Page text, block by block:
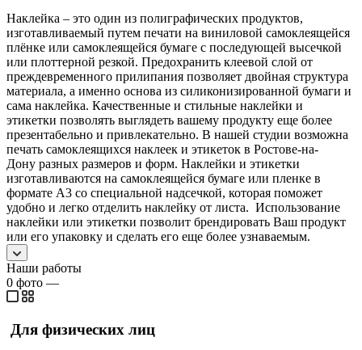
Наклейка – это один из полиграфических продуктов,
изготавливаемый путем печати на виниловой самоклеящейся
плёнке или самоклеящейся бумаге с последующей высечкой
или плоттерной резкой. Предохранить клеевой слой от
преждевременного прилипания позволяет двойная структура
материала, а именно основа из силиконизированной бумаги и
сама наклейка. Качественные и стильные наклейки и
этикетки позволять выглядеть вашему продукту еще более
презентабельно и привлекательно. В нашей студии возможна
печать самоклеящихся наклеек и этикеток в Ростове-на-
Дону разных размеров и форм. Наклейки и этикетки
изготавливаются на самоклеящейся бумаге или пленке в
формате А3 со специальной надсечкой, которая поможет
удобно и легко отделить наклейку от листа. Использование
наклейки или этикетки позволит брендировать Ваш продукт
или его упаковку и сделать его еще более узнаваемым.
Наши работы
0 фото —
Для физических лиц